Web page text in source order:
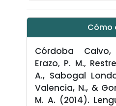
Cómo
Córdoba
Erazo, P. M.,
A., Sabogal
Valencia, N., &
M. A. (2014).